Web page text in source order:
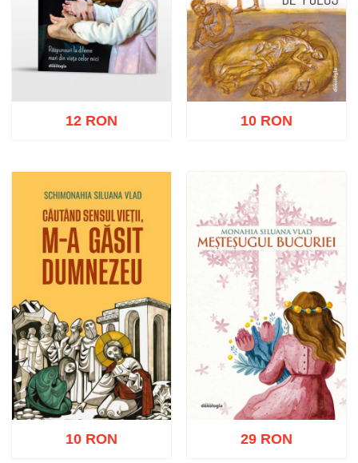
Adaugă în coș Wishlist
12 RON
Adaugă în coș Wishlist
10 RON
10 RON 29 RON